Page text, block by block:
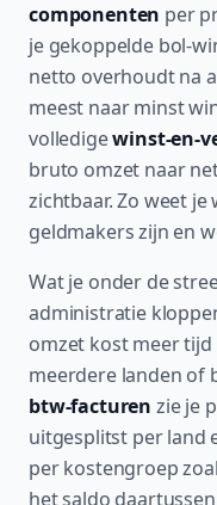
componenten per
je gekoppelde bol-
netto overhoudt na
meest naar minst
volledigewinst-en-
bruto omzet naar
zichtbaar. Zo weet
geldmakers zijn en
Wat je onder de
administratie
omzet kost meer tijd
meerdere landen of
btw-facturen zie je
uitgesplitst per land
per kostengroep
het saldo